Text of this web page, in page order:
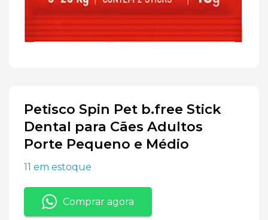
Petisco Spin Pet b.free Stick
Dental para Cães Adultos
Porte Pequeno e Médio
11 em estoque
Comprar agora